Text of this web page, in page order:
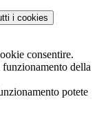
i cookies
consentire.
della
potete